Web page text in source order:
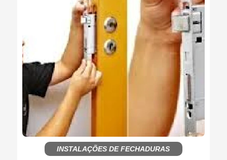
INSTALAÇÕES DE FECHADURAS